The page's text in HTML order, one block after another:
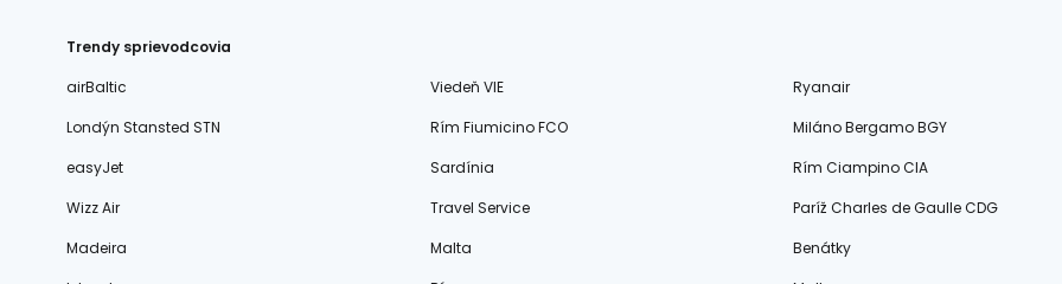
Trendy sprievodcovia
airBaltic
Viedeň VIE
Ryanair
Londýn Stansted STN
Rím Fiumicino FCO
Miláno Bergamo BGY
easyJet
Sardínia
Rím Ciampino CIA
Wizz Air
Travel Service
Paríž Charles de Gaulle CDG
Madeira
Malta
Benátky